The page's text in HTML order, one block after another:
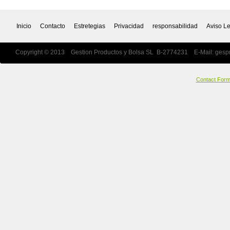
Inicio Contacto Estretegias Privacidad responsabilidad Aviso
Copyright © 2013 Gestion Productos y Bolsa SL B-2774231 E-Mail:
Contact Form